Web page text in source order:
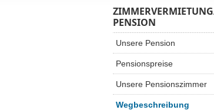
PENSION
Unsere Pension
Pensionspreise
Unsere Pensionszimmer
Wegbeschreibung